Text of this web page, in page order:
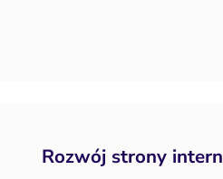
Rozwój strony